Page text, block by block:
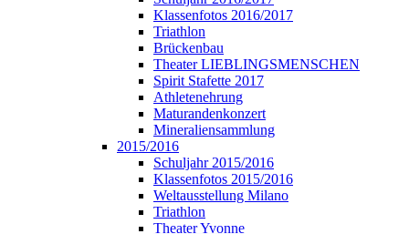
Klassenfotos 2016/2017
Triathlon
Brückenbau
Theater LIEBLINGSMENSCHEN
Spirit Stafette 2017
Athletenehrung
Maturandenkonzert
Mineraliensammlung
2015/2016
Schuljahr 2015/2016
Klassenfotos 2015/2016
Weltausstellung Milano
Triathlon
Theater Yvonne